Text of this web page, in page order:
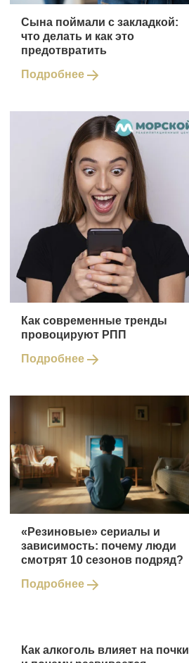
Сына поймали с закладкой:
что делать и как это
предотвратить
Подробнее
Как современные тренды
провоцируют РПП
Подробнее
«Резиновые» сериалы и
зависимость: почему люди
смотрят 10 сезонов подряд?
Подробнее
Как алкоголь влияет на почки